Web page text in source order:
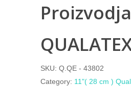
SKU: Q.QE - 43802
Category: 11"( 28 cm )